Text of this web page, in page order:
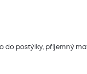
do postýlky, příjemný